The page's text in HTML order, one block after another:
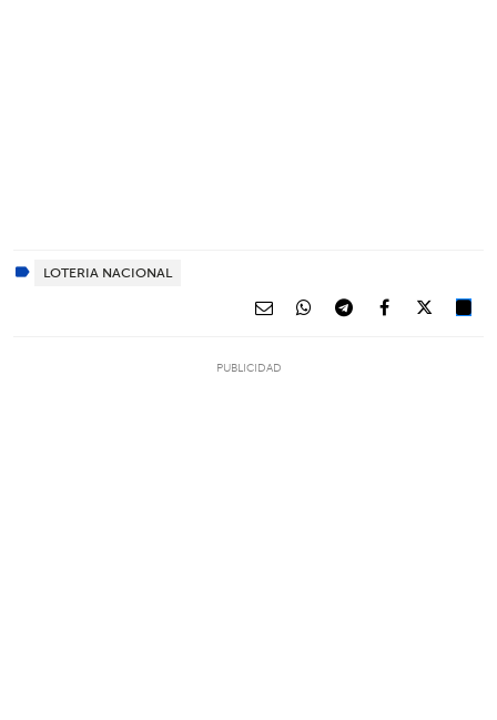
LOTERIA NACIONAL